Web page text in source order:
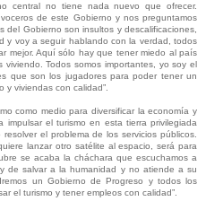
central no tiene nada nuevo que ofrecer.
de este Gobierno y nos preguntamos
Gobierno son insultos y descalificaciones,
y voy a seguir hablando con la verdad, todos
mejor. Aquí sólo hay que tener miedo al país
Todos somos importantes, yo soy el
que son los jugadores para poder tener un
y viviendas con calidad”.
como medio para diversificar la economía y
impulsar el turismo en esta tierra privilegiada
el problema de los servicios públicos.
lanzar otro satélite al espacio, será para
se acaba la cháchara que escuchamos a
de salvar a la humanidad y no atiende a su
un Gobierno de Progreso y todos los
el turismo y tener empleos con calidad”.